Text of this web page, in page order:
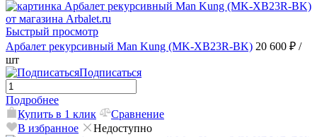
Быстрый просмотр
Арбалет рекурсивный Man Kung (MK-XB23R-BK) 20 600 ₽ /
шт
Подписаться
Подробнее
Купить в 1 клик
Сравнение
В избранное
Недоступно